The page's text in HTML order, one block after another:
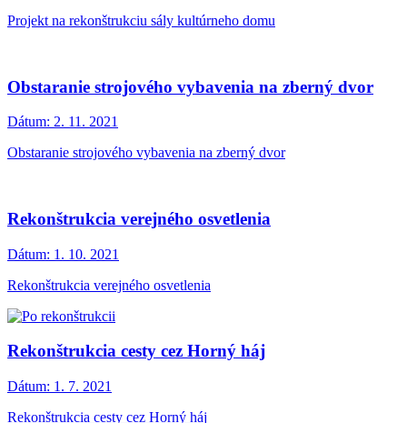
Projekt na rekonštrukciu sály kultúrneho domu
Obstaranie strojového vybavenia na zberný dvor
Dátum: 2. 11. 2021
Obstaranie strojového vybavenia na zberný dvor
Rekonštrukcia verejného osvetlenia
Dátum: 1. 10. 2021
Rekonštrukcia verejného osvetlenia
Rekonštrukcia cesty cez Horný háj
Dátum: 1. 7. 2021
Rekonštrukcia cesty cez Horný háj